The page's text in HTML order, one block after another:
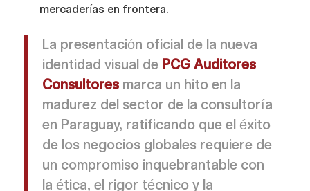
mercaderías en frontera.
La presentación oficial de la nueva
identidad visual de PCG Auditores
Consultoresmarca un hito en la
madurez del sector de la consultoría
en Paraguay, ratificando que el éxito
de los negocios globales requiere de
un compromiso inquebrantable con
la ética, el rigor técnico y la